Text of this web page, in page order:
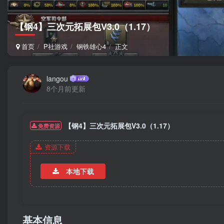
【钢4】三次元拓展包V3.0（1.17）
首页 P社游戏 钢铁雄心4 正文
langou
8个月前更新
免费资源 【钢4】三次元拓展包V3.0（1.17）
资源下载
本地下载
基本信息